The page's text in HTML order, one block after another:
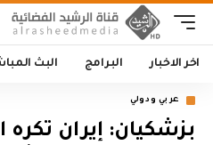
اخر الاخبار البرامج البث
عربي ودولي
بزشكيان: إيران